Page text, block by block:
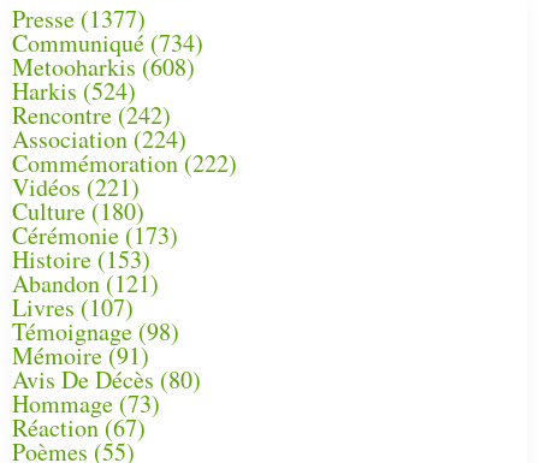
Presse (1377)
Communiqué (734)
Metooharkis (608)
Harkis (524)
Rencontre (242)
Association (224)
Commémoration(222)
Vidéos (221)
Culture(180)
Cérémonie (173)
Histoire (153)
Abandon(121)
Livres (107)
Témoignage (98)
Mémoire (91)
Avis De Décès (80)
Hommage (73)
Réaction(67)
Poèmes (55)